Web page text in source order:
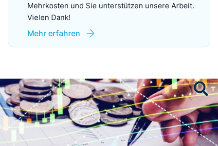
Mehrkosten und Sie unterstützen unsere Arbeit.
Vielen Dank!
Mehr erfahren